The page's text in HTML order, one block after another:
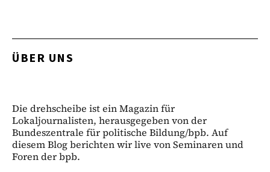
ÜBER UNS
Die drehscheibe ist ein Magazin für
Lokaljournalisten, herausgegeben von der
Bundeszentrale für politische Bildung/bpb. Auf
diesem Blog berichten wir live von Seminaren und
Foren der bpb.